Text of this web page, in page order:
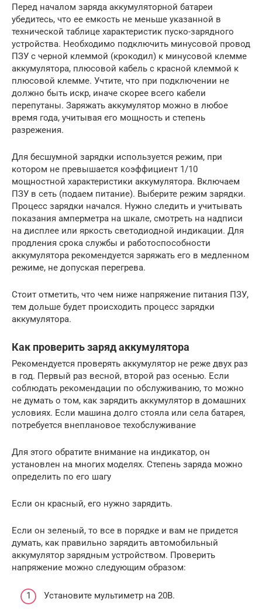
Перед началом заряда аккумуляторной батареи
убедитесь, что ее емкость не меньше указанной в
технической таблице характеристик пуско-зарядного
устройства. Необходимо подключить минусовой провод
ПЗУ с черной клеммой (крокодил) к минусовой клемме
аккумулятора, плюсовой кабель с красной клеммой к
плюсовой клемме. Учтите, что при подключении не
должно быть искр, иначе скорее всего кабели
перепутаны. Заряжать аккумулятор можно в любое
время года, учитывая его мощность и степень
разрежения.
Для бесшумной зарядки используется режим, при
котором не превышается коэффициент 1/10
мощностной характеристики аккумулятора. Включаем
ПЗУ в сеть (подаем питание). Выберите режим зарядки.
Процесс зарядки начался. Нужно следить и учитывать
показания амперметра на шкале, смотреть на надписи
на дисплее или яркость светодиодной индикации. Для
продления срока службы и работоспособности
аккумулятора рекомендуется заряжать его в медленном
режиме, не допуская перегрева.
Стоит отметить, что чем ниже напряжение питания ПЗУ,
тем дольше будет происходить процесс зарядки
аккумулятора.
Как проверить заряд аккумулятора
Рекомендуется проверять аккумулятор не реже двух раз
в год. Первый раз весной, второй раз осенью. Если
соблюдать рекомендации по обслуживанию, то можно
не думать о том, как зарядить аккумулятор в домашних
условиях. Если машина долго стояла или села батарея,
потребуется внеплановое техобслуживание
Для этого обратите внимание на индикатор, он
установлен на многих моделях. Степень заряда можно
определить по его шагу
Если он красный, его нужно зарядить.
Если он зеленый, то все в порядке и вам не придется
думать, как правильно зарядить автомобильный
аккумулятор зарядным устройством. Проверить
напряжение можно следующим образом:
Установите мультиметр на 20В.